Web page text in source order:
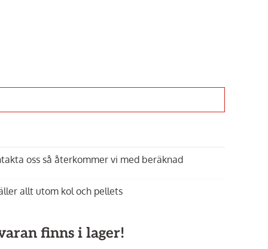
oss så återkommer vi med beräknad
allt utom kol och pellets
finns i lager!